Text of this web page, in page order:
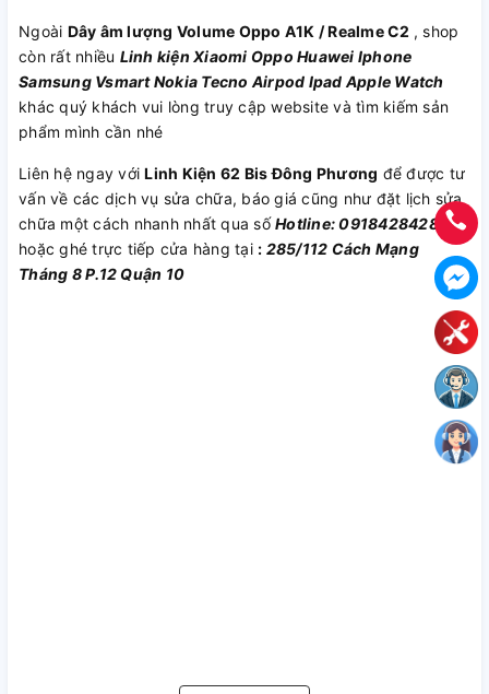
Ngoài Dây âm lượng Volume Oppo A1K / Realme C2 , shop
còn rất nhiều Linh kiện Xiaomi Oppo Huawei Iphone
Samsung Vsmart Nokia Tecno Airpod Ipad Apple Watch
khác quý khách vui lòng truy cập website và tìm kiếm sản
phẩm mình cần nhé
Liên hệ ngay vớiLinh Kiện 62 Bis Đông Phương để được tư
vấn về các dịch vụ sửa chữa, báo giá cũng như đặt lịch sửa
chữa một cách nhanh nhất qua sốHotline: 0918428428
hoặc ghé trực tiếp cửa hàng tại : 285/112 Cách Mạng
Tháng 8 P.12 Quận 10